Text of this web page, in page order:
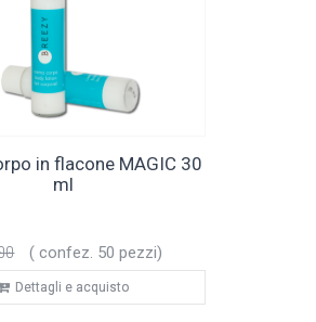
in flacone MAGIC 30
ml
( confez. 50 pezzi)
Dettagli e acquisto